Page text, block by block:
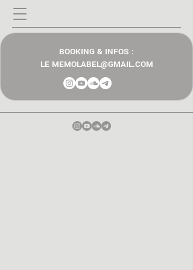
BOOKING & INFOS :
LE MEMOLABEL@GMAIL.COM